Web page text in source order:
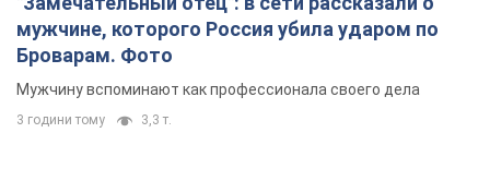
мужчине, которого Россия убила ударом по
Броварам. Фото
Мужчину вспоминают как профессионала своего дела
3 години тому 3,3 т.